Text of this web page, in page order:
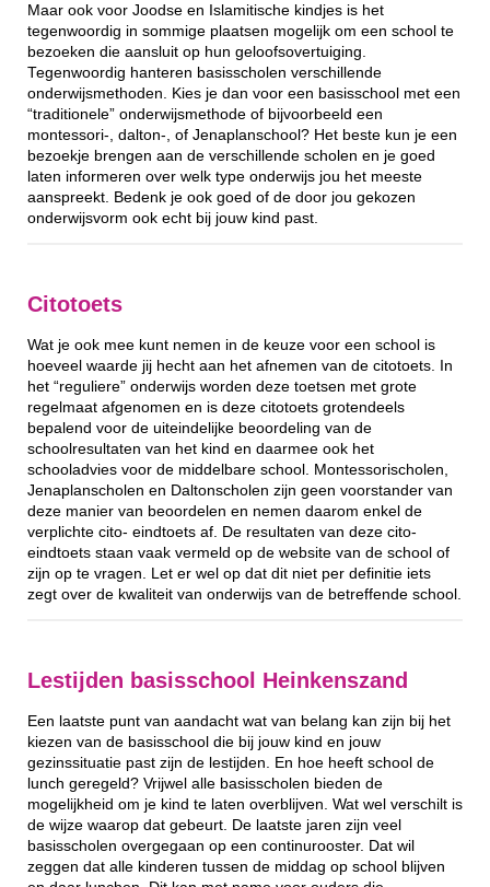
Maar ook voor Joodse en Islamitische kindjes is het
tegenwoordig in sommige plaatsen mogelijk om een school te
bezoeken die aansluit op hun geloofsovertuiging.
Tegenwoordig hanteren basisscholen verschillende
onderwijsmethoden. Kies je dan voor een basisschool met een
“traditionele” onderwijsmethode of bijvoorbeeld een
montessori-, dalton-, of Jenaplanschool? Het beste kun je een
bezoekje brengen aan de verschillende scholen en je goed
laten informeren over welk type onderwijs jou het meeste
aanspreekt. Bedenk je ook goed of de door jou gekozen
onderwijsvorm ook echt bij jouw kind past.
Citotoets
Wat je ook mee kunt nemen in de keuze voor een school is
hoeveel waarde jij hecht aan het afnemen van de citotoets. In
het “reguliere” onderwijs worden deze toetsen met grote
regelmaat afgenomen en is deze citotoets grotendeels
bepalend voor de uiteindelijke beoordeling van de
schoolresultaten van het kind en daarmee ook het
schooladvies voor de middelbare school. Montessorischolen,
Jenaplanscholen en Daltonscholen zijn geen voorstander van
deze manier van beoordelen en nemen daarom enkel de
verplichte cito- eindtoets af. De resultaten van deze cito-
eindtoets staan vaak vermeld op de website van de school of
zijn op te vragen. Let er wel op dat dit niet per definitie iets
zegt over de kwaliteit van onderwijs van de betreffende school.
Lestijden basisschool Heinkenszand
Een laatste punt van aandacht wat van belang kan zijn bij het
kiezen van de basisschool die bij jouw kind en jouw
gezinssituatie past zijn de lestijden. En hoe heeft school de
lunch geregeld? Vrijwel alle basisscholen bieden de
mogelijkheid om je kind te laten overblijven. Wat wel verschilt is
de wijze waarop dat gebeurt. De laatste jaren zijn veel
basisscholen overgegaan op een continurooster. Dat wil
zeggen dat alle kinderen tussen de middag op school blijven